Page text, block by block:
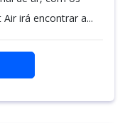
irá encontrar a...